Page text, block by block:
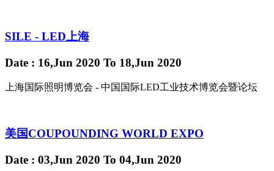
SILE - LED上海
Date : 16,Jun 2020 To 18,Jun 2020
上海国际照明博览会 - 中国国际LED工业技术博览会暨论坛
美国COUPOUNDING WORLD EXPO
Date : 03,Jun 2020 To 04,Jun 2020